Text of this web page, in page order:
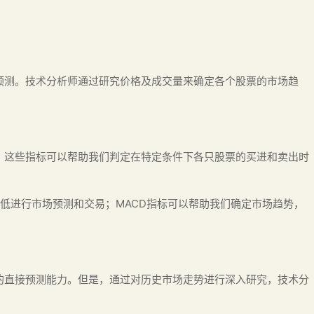
。技术分析师通过研究价格及成交量来确定各个股票的市场趋
些指标可以帮助我们判定在特定条件下各只股票的买进和卖出时
行市场预测和交易；MACD指标可以帮助我们确定市场趋势，
接预测能力。但是，通过对历史市场走势进行深入研究，技术分